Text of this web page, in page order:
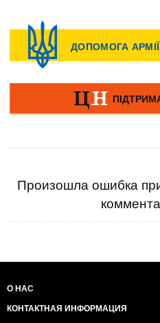
Произошла ошибка
О НАС
КОНТАКТНАЯ ИНФОРМАЦИЯ